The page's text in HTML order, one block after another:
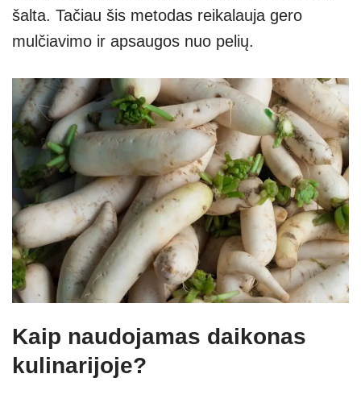
šalta. Tačiau šis metodas reikalauja gero
mulčiavimo ir apsaugos nuo pelių.
Kaip naudojamas daikonas
kulinarijoje?